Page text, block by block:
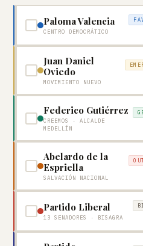
Empresarial
Negocios
Tendencias
Análisis
Contáctenos
Paloma Valencia
CENTRO DEMOCRÁTICO
Juan Daniel
Oviedo
MOVIMIENTO NUEVO
Federico Gutiérrez
CREEMOS · ALCALDE
MEDELLÍN
Abelardo de la
Espriella
SALVACIÓN NACIONAL
Partido Liberal
13 SENADORES · BISAGRA